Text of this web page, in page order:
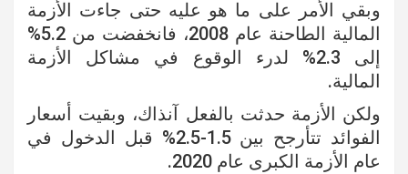
وبقي الأمر على ما هو عليه حتى جاءت الأزمة
المالية الطاحنة عام 2008، فانخفضت من 5.2%
إلى 2.3% لدرء الوقوع في مشاكل الأزمة
المالية.
ولكن الأزمة حدثت بالفعل آنذاك، وبقيت أسعار
الفوائد تتأرجح بين 1.5-2.5% قبل الدخول في
عام الأزمة الكبرى عام 2020.